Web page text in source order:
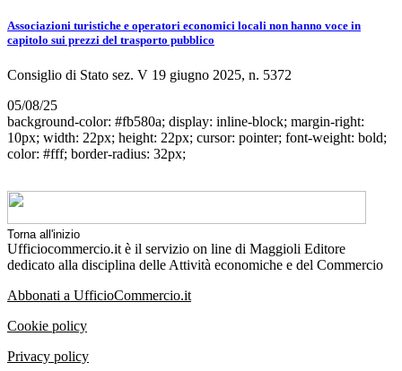
Associazioni turistiche e operatori economici locali non hanno voce in
capitolo sui prezzi del trasporto pubblico
Consiglio di Stato sez. V 19 giugno 2025, n. 5372
05/08/25
background-color: #fb580a; display: inline-block; margin-right:
10px; width: 22px; height: 22px; cursor: pointer; font-weight: bold;
color: #fff; border-radius: 32px;
Torna all'inizio
Ufficiocommercio.it è il servizio on line di Maggioli Editore
dedicato alla disciplina delle Attività economiche e del Commercio
Abbonati a UfficioCommercio.it
Cookie policy
Privacy policy